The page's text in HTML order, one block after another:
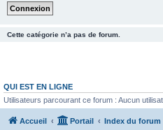
Cette catégorie n’a pas de forum.
QUI EST EN LIGNE
Utilisateurs parcourant ce forum : Aucun
Accueil Portail Index du forum